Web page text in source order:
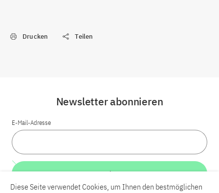
Drucken Teilen
Newsletter abonnieren
E-Mail-Adresse
Weiter
Diese Seite verwendet Cookies, um Ihnen den bestmöglichen